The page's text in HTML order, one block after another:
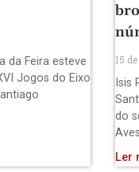
da Feira esteve
Jogos do Eixo
15
Isis
do
Ler